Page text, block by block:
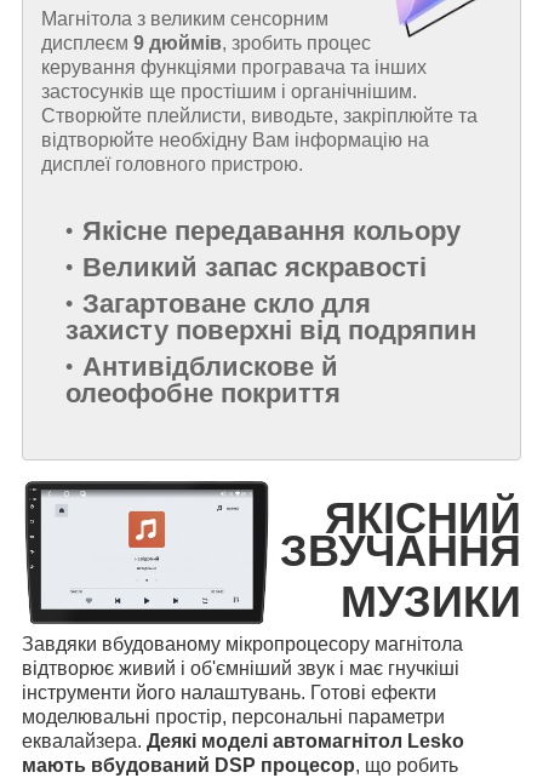
Магнітола з великим сенсорним
дисплеєм 9 дюймів, зробить процес
керування функціями програвача та інших
застосунків ще простішим і органічнішим.
Створюйте плейлисти, виводьте, закріплюйте та
відтворюйте необхідну Вам інформацію на
дисплеї головного пристрою.
Якісне передавання кольору
Великий запас яскравості
Загартоване скло для
захисту поверхні від подряпин
Антивідблискове й
олеофобне покриття
ЯКІСНИЙ
ЗВУЧАННЯ
МУЗИКИ
Завдяки вбудованому мікропроцесору магнітола
відтворює живий і об'ємніший звук і має гнучкіші
інструменти його налаштувань. Готові ефекти
моделювальні простір, персональні параметри
еквалайзера. Деякі моделі автомагнітол Lesko
мають вбудований DSP процесор, що робить